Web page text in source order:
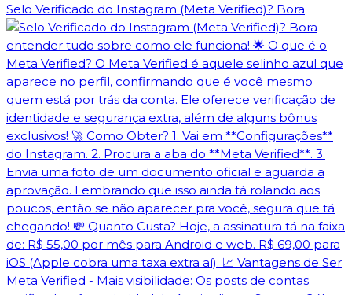
Selo Verificado do Instagram (Meta Verified)? Bora